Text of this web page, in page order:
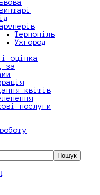
Тернопіль
Ужгород
і оцінка
за
квітів
послуги